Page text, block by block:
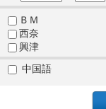
ＢＭ
西奈
興津
中国語